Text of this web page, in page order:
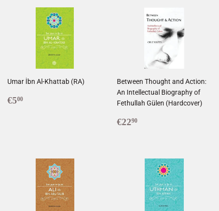
Umar İbn Al-Khattab (RA)
Prix
€500
Between Thought and Action:
An Intellectual Biography of
Fethullah Gülen (Hardcover)
Prix
€2290